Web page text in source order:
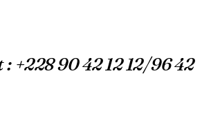
: +228 90 42 12 12/96 42